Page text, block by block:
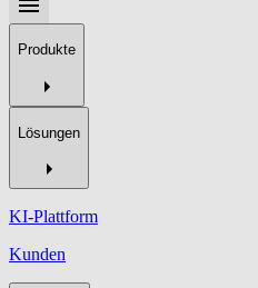
Produkte
Lösungen
KI-Plattform
Kunden